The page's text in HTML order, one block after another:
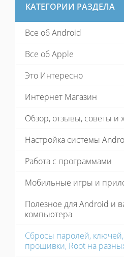
КАТЕГОРИИ РАЗДЕЛА
Все об Android
Все об Apple
Это Интересно
Интернет Магазин
Обзор, отзывы, советы и
Настройка системы
Работа с программами
Мобильные игры и
Полезное для Android и
компьютера
Сбросы паролей,
прошивки, Root на